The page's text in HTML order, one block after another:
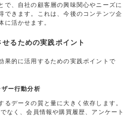
で、自社の顧客層の興味関心やニーズに
できます。これは、今後のコンテンツ企
に活かせます。
るための実践ポイント
果的に活用するための実践ポイントで
ー行動分析
るデータの質と量に大きく依存します。
なく、会員情報や購買履歴、アンケート